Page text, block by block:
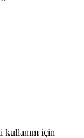
kullanım için